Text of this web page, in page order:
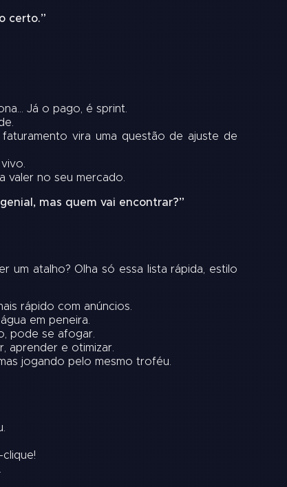
certo.”
Já o pago, é sprint.
vira uma questão de ajuste de
valer no seu mercado.
mas quem vai encontrar?”
um atalho? Olha só essa lista rápida, estilo
rápido com anúncios.
em peneira.
pode se afogar.
aprender e otimizar.
jogando pelo mesmo troféu.